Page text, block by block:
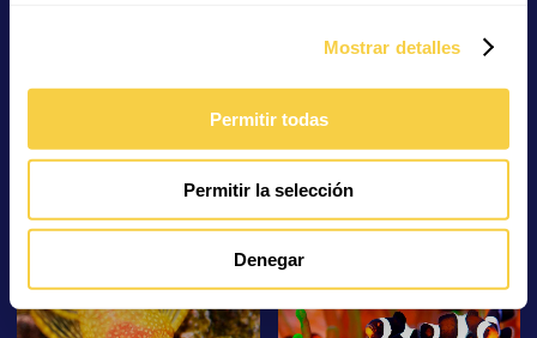
Mostrar detalles
Permitir todas
Permitir la selección
Denegar
Kardinalbarsch